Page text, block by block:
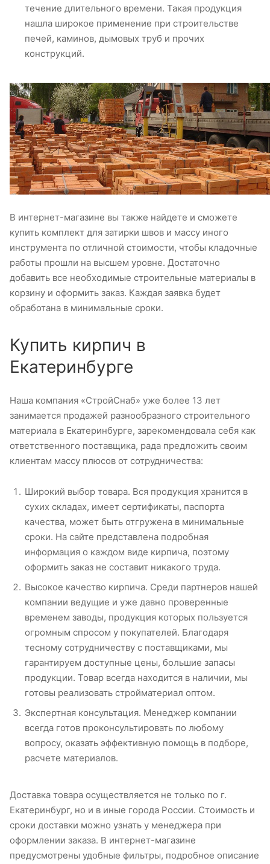
течение длительного времени. Такая продукция
нашла широкое применение при строительстве
печей, каминов, дымовых труб и прочих
конструкций.
В интернет-магазине вы также найдете и сможете
купить комплект для затирки швов и массу иного
инструмента по отличной стоимости, чтобы кладочные
работы прошли на высшем уровне. Достаточно
добавить все необходимые строительные материалы в
корзину и оформить заказ. Каждая заявка будет
обработана в минимальные сроки.
Купить кирпич в
Екатеринбурге
Наша компания «СтройСнаб» уже более 13 лет
занимается продажей разнообразного строительного
материала в Екатеринбурге, зарекомендовала себя как
ответственного поставщика, рада предложить своим
клиентам массу плюсов от сотрудничества:
Широкий выбор товара. Вся продукция хранится в
сухих складах, имеет сертификаты, паспорта
качества, может быть отгружена в минимальные
сроки. На сайте представлена подробная
информация о каждом виде кирпича, поэтому
оформить заказ не составит никакого труда.
Высокое качество кирпича. Среди партнеров нашей
компании ведущие и уже давно проверенные
временем заводы, продукция которых пользуется
огромным спросом у покупателей. Благодаря
тесному сотрудничеству с поставщиками, мы
гарантируем доступные цены, большие запасы
продукции. Товар всегда находится в наличии, мы
готовы реализовать стройматериал оптом.
Экспертная консультация. Менеджер компании
всегда готов проконсультировать по любому
вопросу, оказать эффективную помощь в подборе,
расчете материалов.
Доставка товара осуществляется не только по г.
Екатеринбург, но и в иные города России. Стоимость и
сроки доставки можно узнать у менеджера при
оформлении заказа. В интернет-магазине
предусмотрены удобные фильтры, подробное описание